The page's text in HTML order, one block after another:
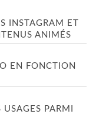
INSTAGRAM ET
ANIMÉS
EN FONCTION
PARMI